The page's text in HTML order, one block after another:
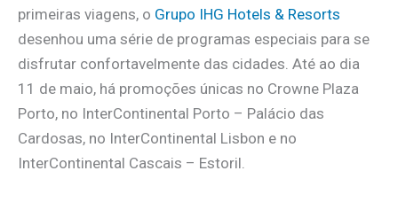
primeiras viagens, o Grupo IHG Hotels & Resorts
desenhou uma série de programas especiais para se
disfrutar confortavelmente das cidades. Até ao dia
11 de maio, há promoções únicas no Crowne Plaza
Porto, no InterContinental Porto – Palácio das
Cardosas, no InterContinental Lisbon e no
InterContinental Cascais – Estoril.